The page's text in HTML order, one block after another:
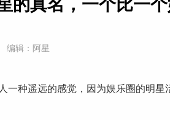
编辑：阿星
一种遥远的感觉，因为娱乐圈的明